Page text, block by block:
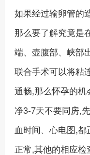
如果经过输卵管的
那么要了解究竟是
端、壶腹部、峡部
联合手术可以将粘
通畅,那么怀孕的
净3-7天不要同房,
血时间、心电图,
正常,其他的相应